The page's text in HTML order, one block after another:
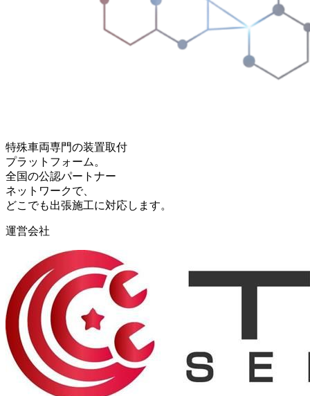
特殊車両専門の装置取付
プラットフォーム。
全国の公認パートナー
ネットワークで、
どこでも出張施工に対応します。
運営会社